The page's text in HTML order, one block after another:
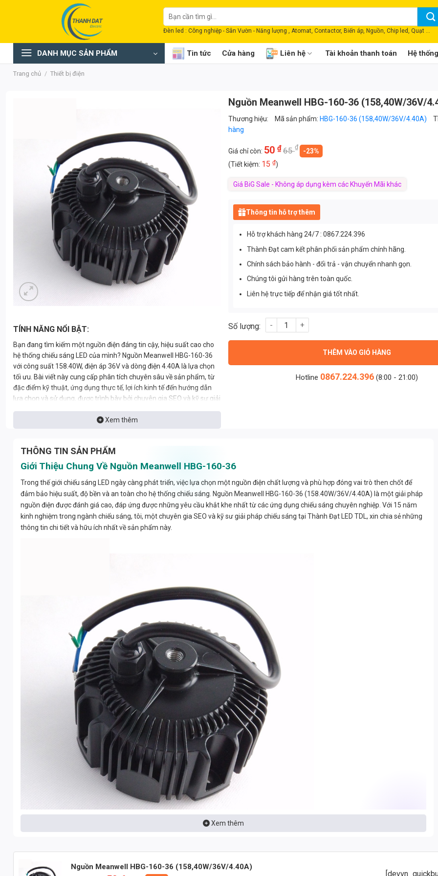
dung
Tìm
kiếm:
Đèn led : Công nghiệp - Sân Vườn - Năng lượng , Atomat, Contactor, Biến áp, Nguồn, Chip led, Quạt ...
DANH MỤC SẢN PHẨM Tin tức Cửa hàng Liên hệ Tài khoản thanh toán Hệ
Trang chủ / Thiết bị điện
TÍNH NĂNG NỔI BẬT:
Bạn đang tìm kiếm một nguồn điện đáng tin cậy, hiệu suất cao cho
hệ thống chiếu sáng LED của mình? Nguồn Meanwell HBG-160-36
với công suất 158.40W, điện áp 36V và dòng điện 4.40A là lựa chọn
tối ưu. Bài viết này cung cấp phân tích chuyên sâu về sản phẩm, từ
đặc điểm kỹ thuật, ứng dụng thực tế, lợi ích kinh tế đến hướng dẫn
lựa chọn và sử dụng, được trình bày bởi chuyên gia SEO và kỹ sư giải
Xem thêm
Nguồn Meanwell HBG-160-36 (158,40W/36V/
Thương hiệu: Mã sản phẩm: HBG-160-36 (158,40W/36V/4.40A)
hàng
Giá chỉ còn: 50 ₫65₫
-23%
(Tiết kiệm: 15 ₫)
Giá BiG Sale - Không áp dụng kèm các Khuyến Mãi khác
Thông tin hỗ trợ thêm
Hỗ trợ khách hàng 24/7 : 0867.224.396
Thành Đạt cam kết phân phối sản phẩm chính hãng.
Chính sách bảo hành - đổi trả - vận chuyển nhanh gọn.
Chúng tôi gửi hàng trên toàn quốc.
Liên hệ trực tiếp để nhận giá tốt nhất.
Nguồn Meanwell HBG-160-36 (158,40W/36V/4.40A) số lượng
THÊM VÀO GIỎ HÀNG
Hotline 0867.224.396 (8:00 - 21:00)
THÔNG TIN SẢN PHẨM
Giới Thiệu Chung Về Nguồn Meanwell HBG-160-36
Trong thế giới chiếu sáng LED ngày càng phát triển, việc lựa chọn một nguồn điện chất lượng và phù hợp đóng vai trò then chốt để
đảm bảo hiệu suất, độ bền và an toàn cho hệ thống chiếu sáng. Nguồn Meanwell HBG-160-36 (158.40W/36V/4.40A) là một giải pháp
nguồn điện được đánh giá cao, đáp ứng được những yêu cầu khắt khe nhất từ các ứng dụng chiếu sáng chuyên nghiệp. Với 15 năm
kinh nghiệm trong ngành chiếu sáng, tôi, một chuyên gia SEO và kỹ sư giải pháp chiếu sáng tại Thành Đạt LED TDL, xin chia sẻ những
thông tin chi tiết và hữu ích nhất về sản phẩm này.
Nhận báo giá đèn LED – tư vấn nhanh & giá tận xưởng
Nhắn: Loại đèn + Công suất + Số lượng để nhận báo giá nhanh
Xem thêm
Nguồn Meanwell HBG-160-36 (158,40W/36V/4.40A)